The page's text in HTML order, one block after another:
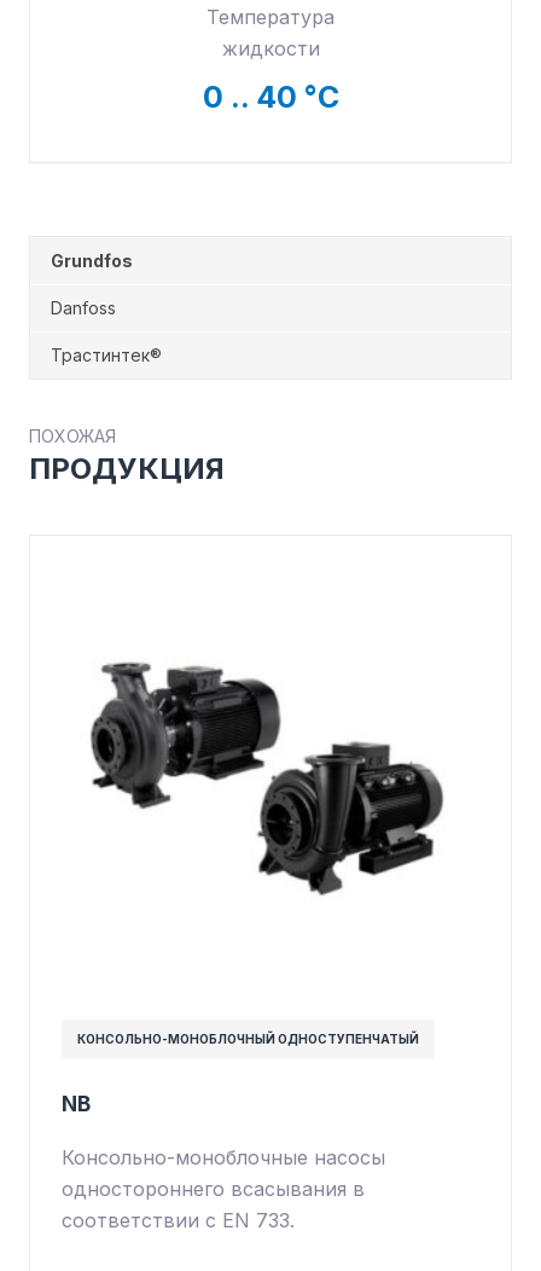
Температура
жидкости
0 .. 40 °C
Grundfos
Danfoss
Трастинтек®
ПОХОЖАЯ
ПРОДУКЦИЯ
КОНСОЛЬНО-МОНОБЛОЧНЫЙ ОДНОСТУПЕНЧАТЫЙ
NB
Консольно-моноблочные насосы
одностороннего всасывания в
соответствии с EN 733.